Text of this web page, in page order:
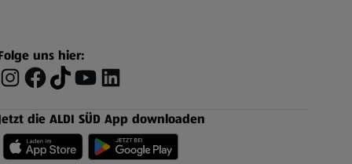
uns hier:
die ALDI SÜD App downloaden